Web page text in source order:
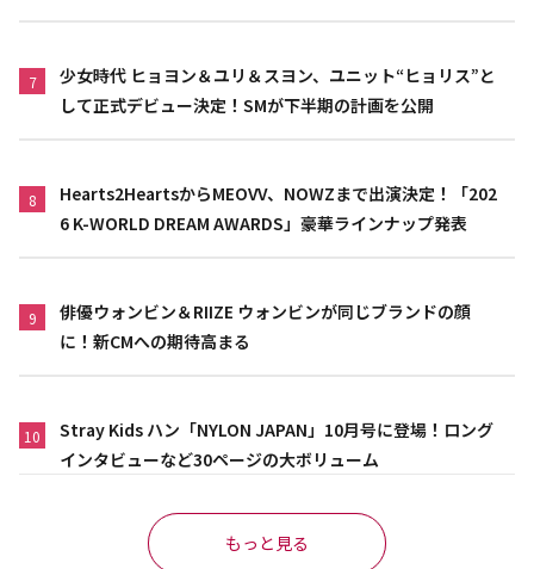
7
少女時代 ヒョヨン＆ユリ＆スヨン、ユニット“ヒョリス”と
して正式デビュー決定！SMが下半期の計画を公開
8
Hearts2HeartsからMEOVV、NOWZまで出演決定！「202
6 K-WORLD DREAM AWARDS」豪華ラインナップ発表
9
俳優ウォンビン＆RIIZE ウォンビンが同じブランドの顔
に！新CMへの期待高まる
10
Stray Kids ハン「NYLON JAPAN」10月号に登場！ロング
インタビューなど30ページの大ボリューム
もっと見る